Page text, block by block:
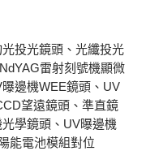
投光鏡頭、光纖投光
雷射刻號機顯微
邊機WEE鏡頭、UV
望遠鏡頭、準直鏡
學鏡頭、UV曝邊機
能電池模組對位